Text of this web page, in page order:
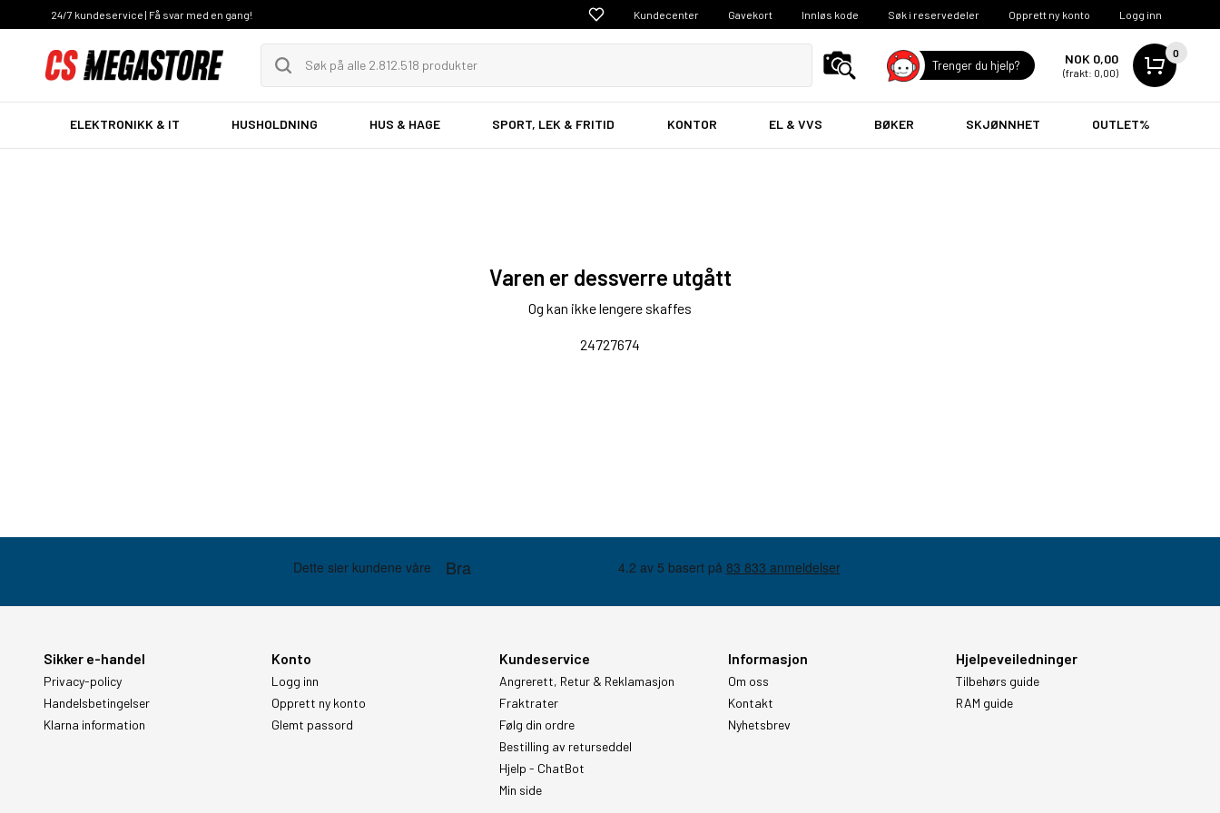
24/7 kundeservice | Få svar med en gang! Kundecenter Gavekort Innløs kode Søk i reservedeler Opprett ny konto Logg inn
Trenger du hjelp? NOK 0,00
(frakt: 0,00)
0
ELEKTRONIKK & IT HUSHOLDNING HUS & HAGE SPORT, LEK & FRITID KONTOR EL & VVS BØKER SKJØNNHET OUTLET%
Varen er dessverre utgått
Og kan ikke lengere skaffes
24727674
Sikker e-handel
Privacy-policy
Handelsbetingelser
Klarna information
Konto
Logg inn
Opprett ny konto
Glemt passord
Kundeservice
Angrerett, Retur & Reklamasjon
Fraktrater
Følg din ordre
Bestilling av returseddel
Hjelp - ChatBot
Min side
Informasjon
Om oss
Kontakt
Nyhetsbrev
Hjelpeveiledninger
Tilbehørs guide
RAM guide